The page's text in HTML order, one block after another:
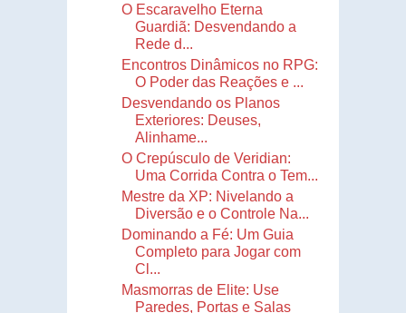
O Escaravelho Eterna
Guardiã: Desvendando a
Rede d...
Encontros Dinâmicos no RPG:
O Poder das Reações e ...
Desvendando os Planos
Exteriores: Deuses,
Alinhame...
O Crepúsculo de Veridian:
Uma Corrida Contra o Tem...
Mestre da XP: Nivelando a
Diversão e o Controle Na...
Dominando a Fé: Um Guia
Completo para Jogar com
Cl...
Masmorras de Elite: Use
Paredes, Portas e Salas